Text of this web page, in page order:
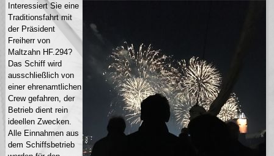
Interessiert Sie eine
Traditionsfahrt mit
der Präsident
Freiherr von
Maltzahn HF.294?
Das Schiff wird
ausschließlich von
einer ehrenamtlichen
Crew gefahren, der
Betrieb dient rein
ideellen Zwecken.
Alle Einnahmen aus
dem Schiffsbetrieb